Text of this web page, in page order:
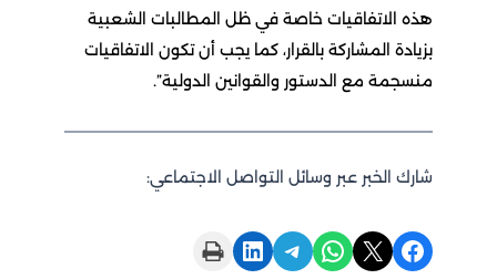
هذه الاتفاقيات خاصة في ظل المطالبات الشعبية
بزيادة المشاركة بالقرار، كما يجب أن تكون الاتفاقيات
منسجمة مع الدستور والقوانين الدولية”.
شارك الخبر عبر وسائل التواصل الاجتماعي:
Share on Facebook
Share on X
Share on WhatsApp
Share on Telegram
Share on LinkedIn
Print this Page